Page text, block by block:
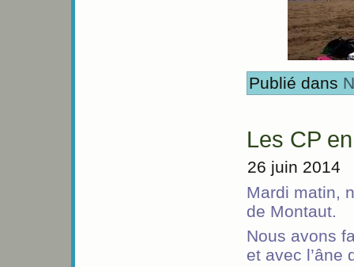
Publié dans
Les CP
26 juin 2014
Mardi matin,
de Montaut.
Nous avons
et avec l’âne